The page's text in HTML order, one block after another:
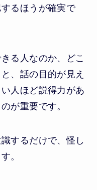
るほうが確実で
る人なのか、どこ
、話の目的が見え
人ほど説得力があ
が重要です。
するだけで、怪し
。